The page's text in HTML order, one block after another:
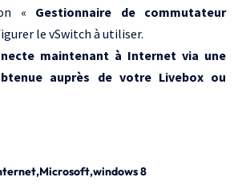
« Gestionnaire de commutateur
le vSwitch à utiliser.
maintenant à Internet via une
auprès de votre Livebox ou
Microsoft windows 8